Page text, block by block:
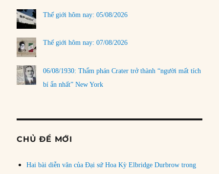
Thế giới hôm nay: 05/08/2026
Thế giới hôm nay: 07/08/2026
06/08/1930: Thẩm phán Crater trở thành “người mất tích
bí ẩn nhất” New York
CHỦ ĐỀ MỚI
Hai bài diễn văn của Đại sứ Hoa Kỳ Elbridge Durbrow trong